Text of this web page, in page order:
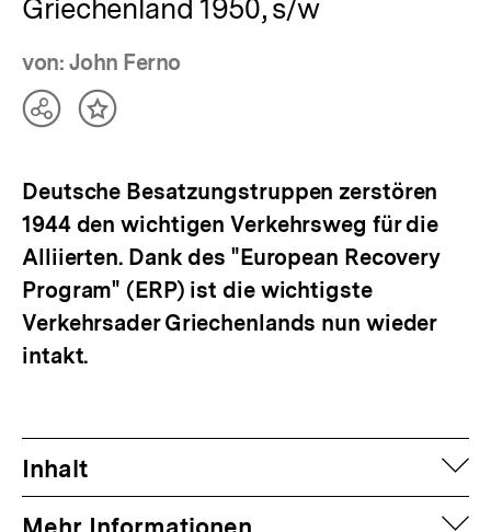
Griechenland 1950, s/w
von: John Ferno
TeilenInhalt
Deutsche Besatzungstruppen zerstören
1944 den wichtigen Verkehrsweg für die
Alliierten. Dank des "European Recovery
Program" (ERP) ist die wichtigste
Verkehrsader Griechenlands nun wieder
intakt.
Inhalt
Mehr Informationen